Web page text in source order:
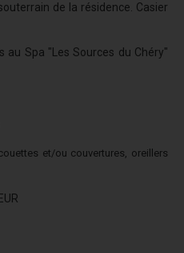
de la résidence. Casier
Spa "Les Sources du Chéry"
et/ou couvertures, oreillers